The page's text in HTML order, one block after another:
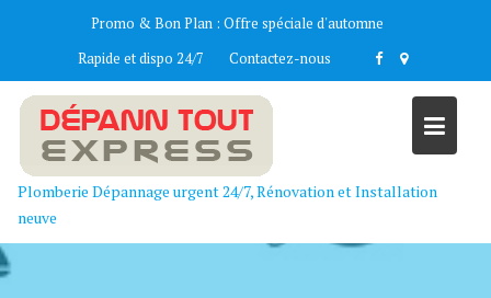
Promo & Bon Plan : Offre spéciale d'automne
Rapide et dispo 24/7
Contactez-nous
Plomberie Dépannage urgent 24/7, Rénovation et Installation
neuve